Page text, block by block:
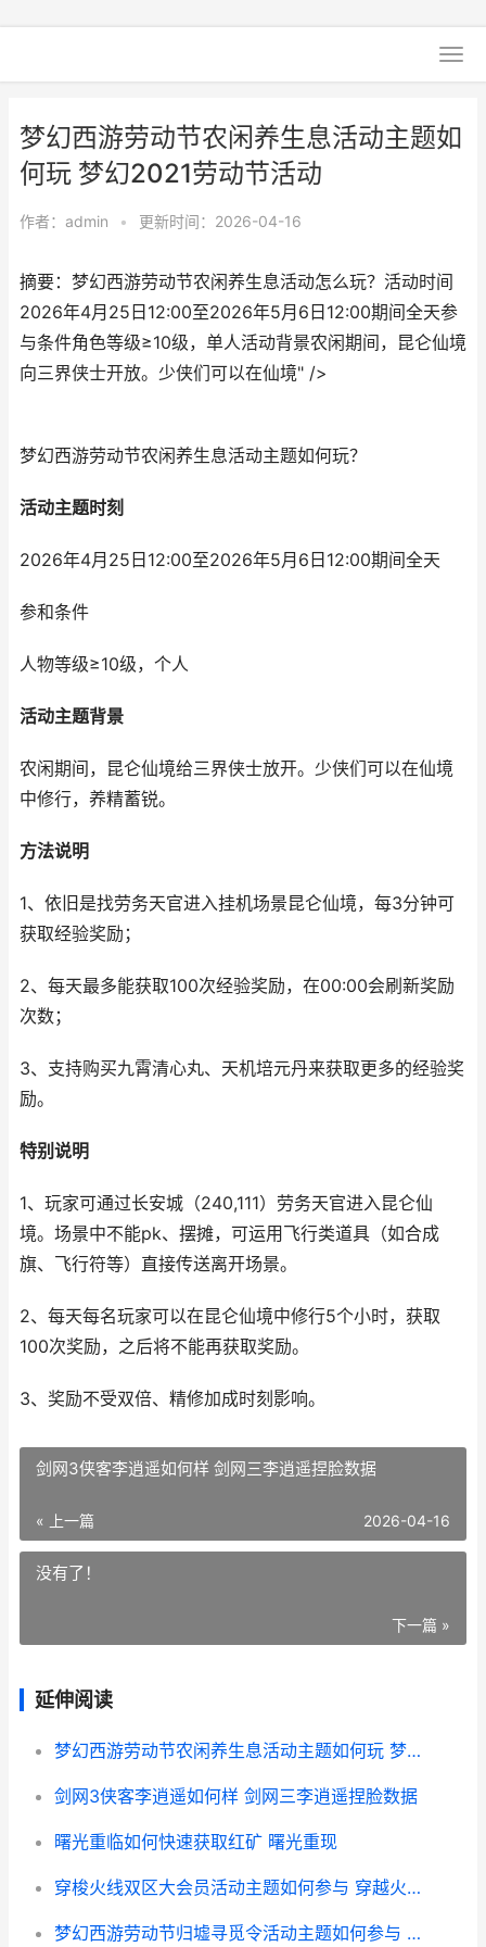
梦幻西游劳动节农闲养生息活动主题如
何玩 梦幻2021劳动节活动
作者： admin • 更新时间：2026-04-16
摘要：梦幻西游劳动节农闲养生息活动怎么玩？活动时间
2026年4月25日12:00至2026年5月6日12:00期间全天参
与条件角色等级≥10级，单人活动背景农闲期间，昆仑仙境
向三界侠士开放。少侠们可以在仙境" />
梦幻西游劳动节农闲养生息活动主题如何玩？
活动主题时刻
2026年4月25日12:00至2026年5月6日12:00期间全天
参和条件
人物等级≥10级，个人
活动主题背景
农闲期间，昆仑仙境给三界侠士放开。少侠们可以在仙境
中修行，养精蓄锐。
方法说明
1、依旧是找劳务天官进入挂机场景昆仑仙境，每3分钟可
获取经验奖励；
2、每天最多能获取100次经验奖励，在00:00会刷新奖励
次数；
3、支持购买九霄清心丸、天机培元丹来获取更多的经验奖
励。
特别说明
1、玩家可通过长安城（240,111）劳务天官进入昆仑仙
境。场景中不能pk、摆摊，可运用飞行类道具（如合成
旗、飞行符等）直接传送离开场景。
2、每天每名玩家可以在昆仑仙境中修行5个小时，获取
100次奖励，之后将不能再获取奖励。
3、奖励不受双倍、精修加成时刻影响。
剑网3侠客李逍遥如何样 剑网三李逍遥捏脸数据
« 上一篇 2026-04-16
没有了！
下一篇 »
延伸阅读
梦幻西游劳动节农闲养生息活动主题如何玩 梦幻2021劳动节活动
剑网3侠客李逍遥如何样 剑网三李逍遥捏脸数据
曙光重临如何快速获取红矿 曙光重现
穿梭火线双区大会员活动主题如何参与 穿越火线双穿是什么意思
梦幻西游劳动节归墟寻觅令活动主题如何参与 梦幻西游劳动节特卖